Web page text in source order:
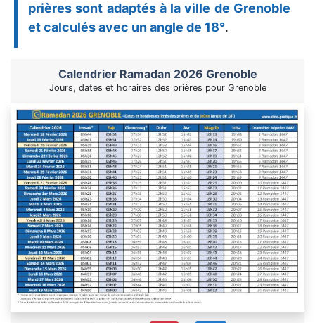
prières sont adaptés à la ville de Grenoble
et calculés avec un angle de 18°.
Calendrier Ramadan 2026 Grenoble
Jours, dates et horaires des prières pour Grenoble